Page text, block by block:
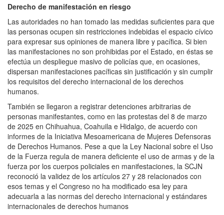
Derecho de manifestación en riesgo
Las autoridades no han tomado las medidas suficientes para que
las personas ocupen sin restricciones indebidas el espacio cívico
para expresar sus opiniones de manera libre y pacífica. Si bien
las manifestaciones no son prohibidas por el Estado, en éstas se
efectúa un despliegue masivo de policías que, en ocasiones,
dispersan manifestaciones pacíficas sin justificación y sin cumplir
los requisitos del derecho internacional de los derechos
humanos.
También se llegaron a registrar detenciones arbitrarias de
personas manifestantes, como en las protestas del 8 de marzo
de 2025 en Chihuahua, Coahuila e Hidalgo, de acuerdo con
informes de la Iniciativa Mesoamericana de Mujeres Defensoras
de Derechos Humanos. Pese a que la Ley Nacional sobre el Uso
de la Fuerza regula de manera deficiente el uso de armas y de la
fuerza por los cuerpos policiales en manifestaciones, la SCJN
reconoció la validez de los artículos 27 y 28 relacionados con
esos temas y el Congreso no ha modificado esa ley para
adecuarla a las normas del derecho internacional y estándares
internacionales de derechos humanos